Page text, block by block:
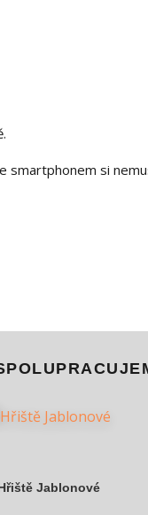
smartphonem si
Jablonové